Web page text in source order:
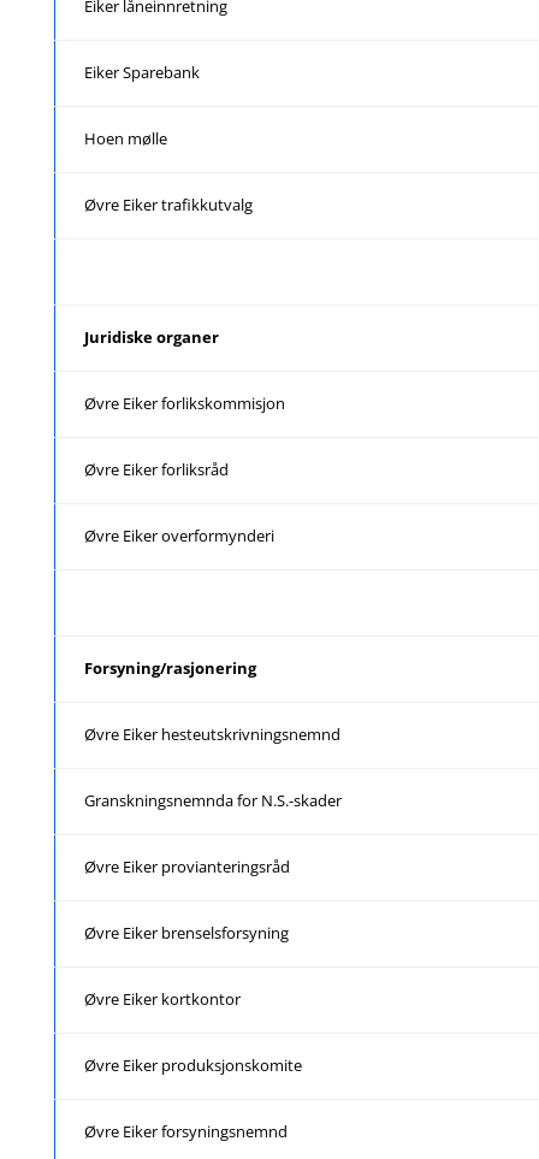
Eiker låneinnretning
Eiker Sparebank
Hoen mølle
Øvre Eiker trafikkutvalg
Juridiske organer
Øvre Eiker forlikskommisjon
Øvre Eiker forliksråd
Øvre Eiker overformynderi
Forsyning/rasjonering
Øvre Eiker hesteutskrivningsnemnd
Granskningsnemnda for N.S.-skader
Øvre Eiker provianteringsråd
Øvre Eiker brenselsforsyning
Øvre Eiker kortkontor
Øvre Eiker produksjonskomite
Øvre Eiker forsyningsnemnd